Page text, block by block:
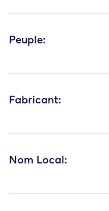
Peuple:
Fabricant:
Nom Local: